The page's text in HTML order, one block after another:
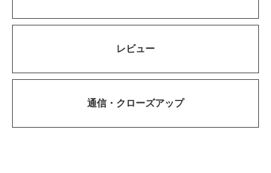
レビュー
通信・ クローズアップ